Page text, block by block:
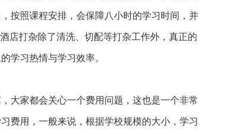
按照课程安排，会保障八小时的学习时间，并
店打杂除了清洗、切配等打杂工作外，真正的
学习热情与学习效率。
大家都会关心一个费用问题，这也是一个非常
费用，一般来说，根据学校规模的大小，学习